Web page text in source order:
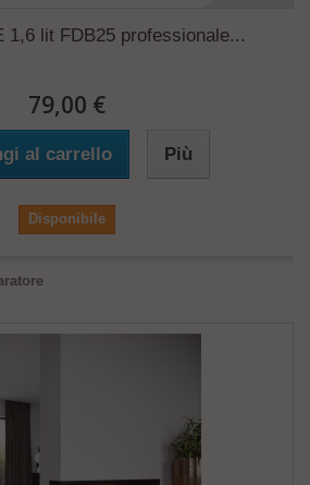
1,6 lit FDB25 professionale...
79,00 €
al carrello Più
Disponibile